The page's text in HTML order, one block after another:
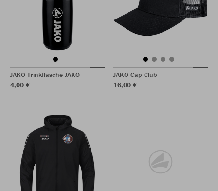
JAKO Trinkflasche JAKO
4,00 €
JAKO Cap Club
16,00 €